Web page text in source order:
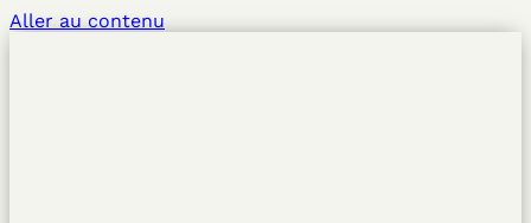
Aller au contenu